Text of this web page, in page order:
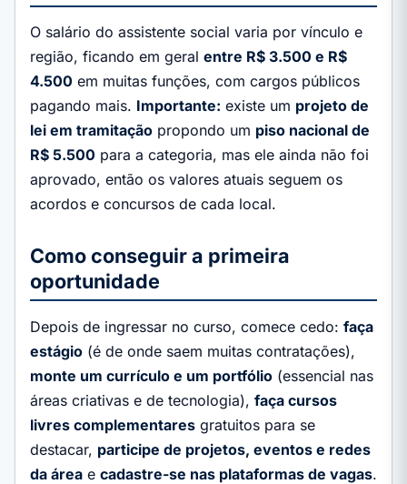
O salário do assistente social varia por vínculo e
região, ficando em geral entre R$ 3.500 e R$
4.500 em muitas funções, com cargos públicos
pagando mais. Importante: existe um projeto de
lei em tramitação propondo um piso nacional de
R$ 5.500 para a categoria, mas ele ainda não foi
aprovado, então os valores atuais seguem os
acordos e concursos de cada local.
Como conseguir a primeira
oportunidade
Depois de ingressar no curso, comece cedo: faça
estágio (é de onde saem muitas contratações),
monte um currículo e um portfólio (essencial nas
áreas criativas e de tecnologia), faça cursos
livres complementares gratuitos para se
destacar, participe de projetos, eventos e redes
da área e cadastre-se nas plataformas de vagas.